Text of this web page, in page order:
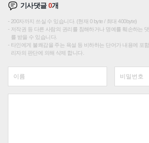
기사댓글0개
200자까지 쓰실 수 있습니다. (현재 0 byte / 최대 400byte)
저작권 등 다른 사람의 권리를 침해하거나 명예를 훼손하는
를 받을 수 있습니다.
타인에게 불쾌감을 주는 욕설 등 비하하는 단어가 내용에 포
리자의 판단에 의해 삭제 합니다.